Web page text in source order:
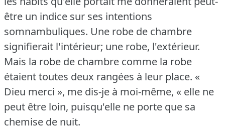
être un indice sur ses intentions
somnambuliques. Une robe de chambre
signifierait l'intérieur; une robe, l'extérieur.
Mais la robe de chambre comme la robe
étaient toutes deux rangées à leur place. «
Dieu merci », me dis-je à moi-même, « elle ne
peut être loin, puisqu'elle ne porte que sa
chemise de nuit.